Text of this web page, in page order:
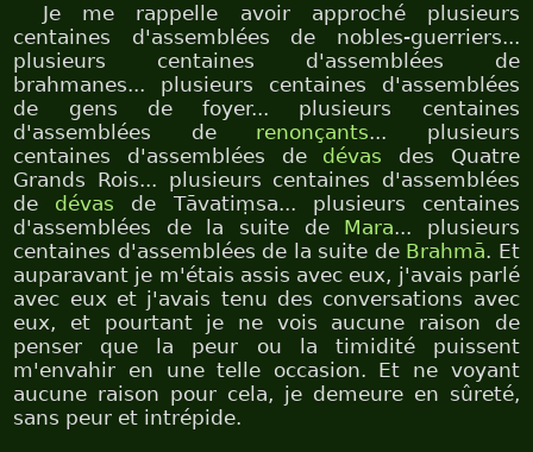
Je me rappelle avoir approché plusieurs
centaines d'assemblées de nobles-guerriers...
plusieurs centaines d'assemblées de
brahmanes... plusieurs centaines d'assemblées
de gens de foyer... plusieurs centaines
d'assemblées de renonçants... plusieurs
centaines d'assemblées de dévas des Quatre
Grands Rois... plusieurs centaines d'assemblées
de dévas de Tāvatiṃsa... plusieurs centaines
d'assemblées de la suite de Mara... plusieurs
centaines d'assemblées de la suite de Brahmā. Et
auparavant je m'étais assis avec eux, j'avais parlé
avec eux et j'avais tenu des conversations avec
eux, et pourtant je ne vois aucune raison de
penser que la peur ou la timidité puissent
m'envahir en une telle occasion. Et ne voyant
aucune raison pour cela, je demeure en sûreté,
sans peur et intrépide.